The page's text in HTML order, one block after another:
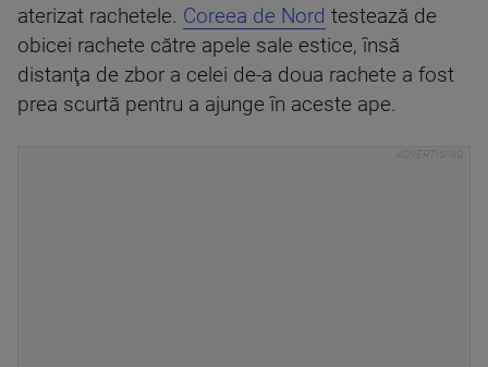
aterizat rachetele. Coreea de Nord testează de
obicei rachete către apele sale estice, însă
distanţa de zbor a celei de-a doua rachete a fost
prea scurtă pentru a ajunge în aceste ape.